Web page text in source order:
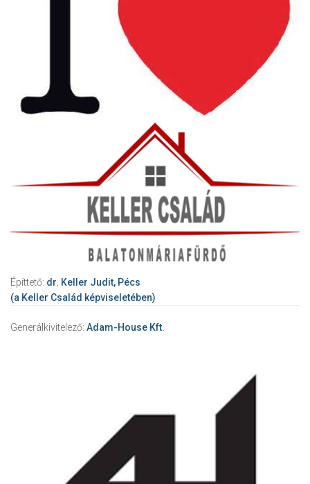
Építtető: dr. Keller Judit, Pécs
(a Keller Család képviseletében)
Generálkivitelező: Adam-House Kft.